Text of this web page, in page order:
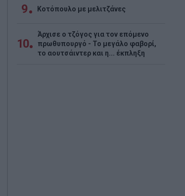
9 Κοτόπουλο με μελιτζάνες
10
Άρχισε ο τζόγος για τον επόμενο
πρωθυπουργό - Το μεγάλο φαβορί,
το αουτσάιντερ και η... έκπληξη